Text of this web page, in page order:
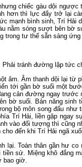
chiếc gàu dội
hơn thì lực đẩy trở lại
mạnh bình sinh, Trí Hải
nằm sóng sượt bên bờ
trong tư thế sẵn sàng ứng
tránh đường lập tức
âm. Âm thanh dội lại từ
tới gần bờ suối một
cản đường ngay
bờ suối. Bản năng sinh
bộ môn song đấu như
Trí Hải, liền gặp ngay
vào đối tượng thì cũng
đến khi Trí Hải ngã
lại. Toàn thân gần hư
sử. Miệng khô đắng
bao giờ.